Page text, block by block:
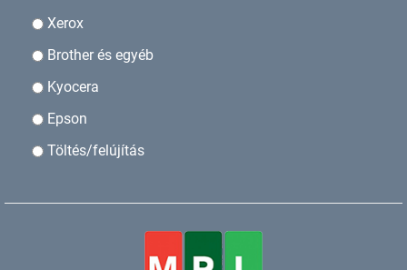
Xerox
Brother és egyéb
Kyocera
Epson
Töltés/felújítás